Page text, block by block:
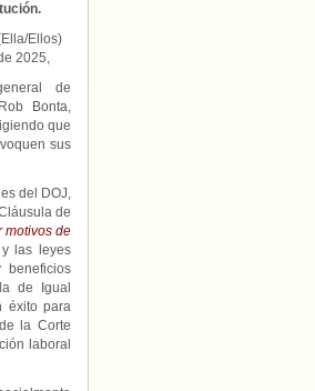
Ellos)
2025,
de
Bonta,
que
sus
del DOJ,
de
motivos de
las leyes
beneficios
de Igual
éxito para
la Corte
laboral